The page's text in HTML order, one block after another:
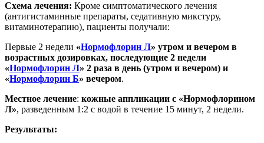
Схема лечения: Кроме симптоматического лечения
(антигистаминные препараты, седативную микстуру,
витаминотерапию), пациенты получали:
Первые 2 недели «Нормофлорин Л» утром и вечером в
возрастных дозировках, последующие 2 недели
«Нормофлорин Л» 2 раза в день (утром и вечером) и
«Нормофлорин Б» вечером.
Местное лечение: кожные аппликации с «Нормофлорином
Л», разведенным 1:2 с водой в течение 15 минут, 2 недели.
Результаты: